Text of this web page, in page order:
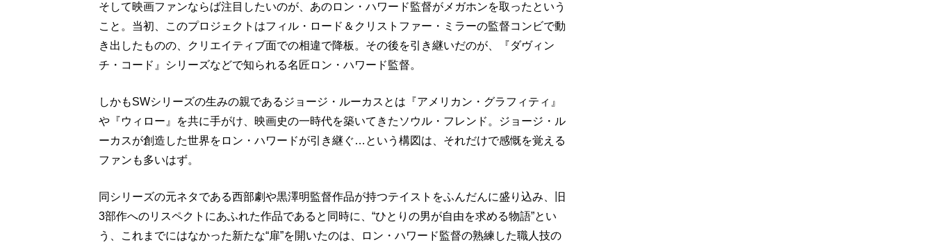
そして映画ファンならば注目したいのが、あのロン・ハワード監督がメガホンを取ったという
こと。当初、このプロジェクトはフィル・ロード＆クリストファー・ミラーの監督コンビで動
き出したものの、クリエイティブ面での相違で降板。その後を引き継いだのが、『ダヴィン
チ・コード』シリーズなどで知られる名匠ロン・ハワード監督。
しかもSWシリーズの生みの親であるジョージ・ルーカスとは『アメリカン・グラフィティ』
や『ウィロー』を共に手がけ、映画史の一時代を築いてきたソウル・フレンド。ジョージ・ル
ーカスが創造した世界をロン・ハワードが引き継ぐ…という構図は、それだけで感慨を覚える
ファンも多いはず。
同シリーズの元ネタである西部劇や黒澤明監督作品が持つテイストをふんだんに盛り込み、旧
3部作へのリスペクトにあふれた作品であると同時に、“ひとりの男が自由を求める物語”とい
う、これまでにはなかった新たな“扉”を開いたのは、ロン・ハワード監督の熟練した職人技の